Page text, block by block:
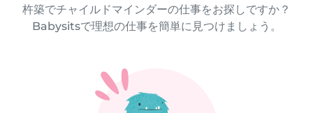
杵築でチャイルドマインダーの仕事をお探しですか？
Babysitsで理想の仕事を簡単に見つけましょう。